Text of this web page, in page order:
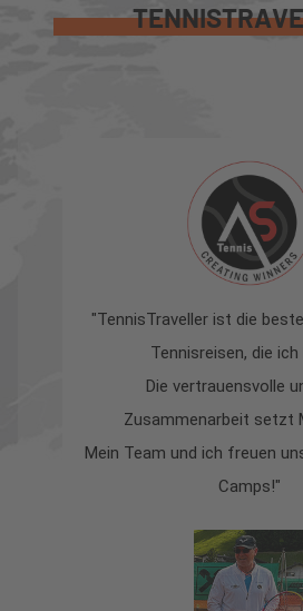
"TennisTraveller ist die
Tennisreisen, die ich
Die vertrauensvolle
Zusammenarbeit setzt
Mein Team und ich freuen
Camps!"